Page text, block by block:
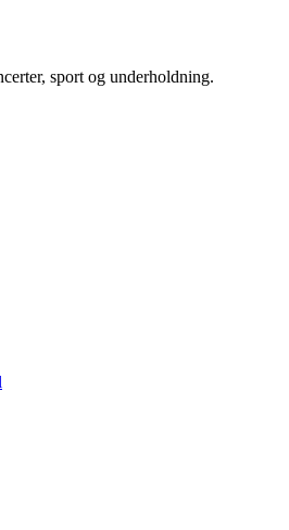
sport og underholdning.